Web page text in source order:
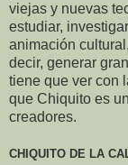
viejas y nuevas
estudiar,
animación
decir, generar
tiene que ver con
que Chiquito es
creadores.
CHIQUITO DE LA